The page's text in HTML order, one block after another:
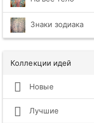
Знаки зодиака
Коллекции идей
Новые
Лучшие